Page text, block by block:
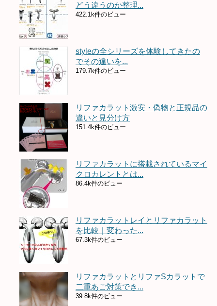
どう違うのか整理...
422.1k件のビュー
styleの全シリーズを体験してきたの
でその違いを...
179.7k件のビュー
リファカラット激安・偽物と正規品の
違いと見分け方
151.4k件のビュー
リファカラットに搭載されているマイ
クロカレントとは...
86.4k件のビュー
リファカラットレイとリファカラット
を比較｜変わった...
67.3k件のビュー
リファカラットとリファSカラットで
二重あご対策でき...
39.8k件のビュー